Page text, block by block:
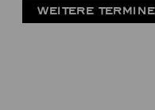
WEITERE TERMINE